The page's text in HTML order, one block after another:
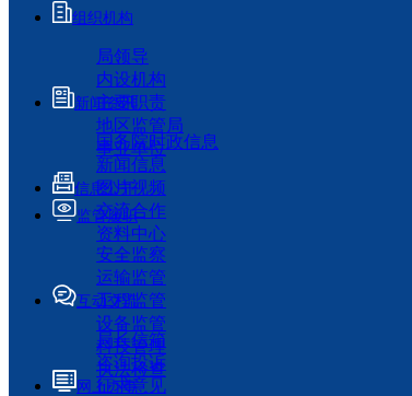
组织机构
局领导
内设机构
主要职责
地区监管局
事业单位
新闻资讯
国务院时政信息
新闻信息
图片视频
交流合作
资料中心
信息公开
监管履职
安全监察
运输监管
工程监管
设备监管
科技管理
执法检查
互动交流
局长信箱
咨询投诉
征求意见
网上办事